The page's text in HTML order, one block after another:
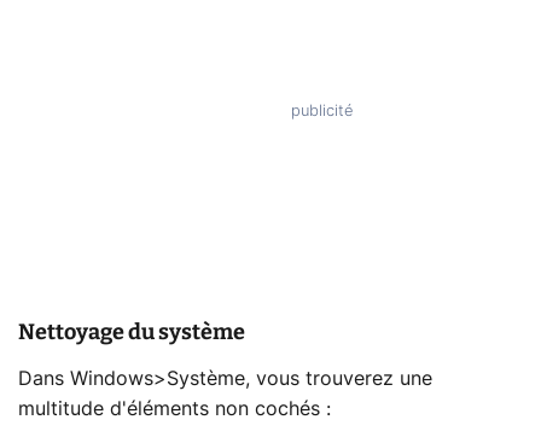
Nettoyage du système
Dans Windows>Système, vous trouverez une
multitude d'éléments non cochés :